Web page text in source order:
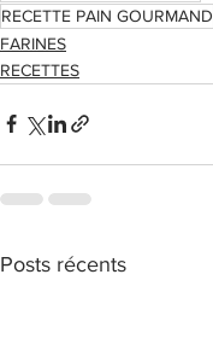
RECETTE PAIN GOURMAND
FARINES
RECETTES
Posts récents